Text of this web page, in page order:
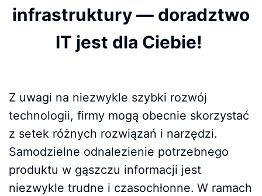
infrastruktury — doradztwo
IT jest dla Ciebie!
Z uwagi na niezwykle szybki rozwój
technologii, firmy mogą obecnie skorzystać
z setek różnych rozwiązań i narzędzi.
Samodzielne odnalezienie potrzebnego
produktu w gąszczu informacji jest
niezwykle trudne i czasochłonne. W ramach